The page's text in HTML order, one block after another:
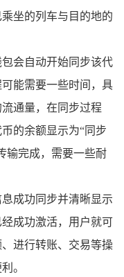
坐的列车与目的地的
会自动开始同步该代
能需要一些时间，具
通量，在同步过程
的余额显示为“同步
输完成，需要一些耐
成功同步并清晰显示
成功激活，用户就可
进行转账、交易等操
。